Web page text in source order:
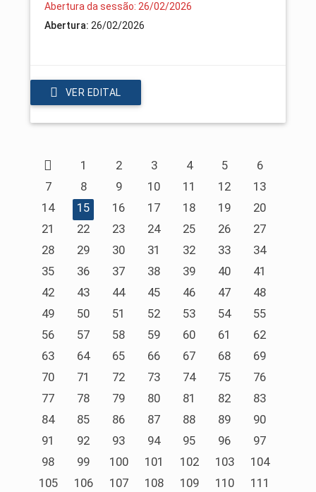
Abertura da sessão: 26/02/2026
Abertura: 26/02/2026
VER EDITAL
1 2 3 4 5
6
7
8 9 10 11 12
13
14
15 16 17 18 19
20
21
22 23 24 25 26
27
28
29 30 31 32 33
34
35
36 37 38 39 40
41
42
43 44 45 46 47
48
49
50 51 52 53 54
55
56
57 58 59 60 61
62
63
64 65 66 67 68
69
70
71 72 73 74 75
76
77
78 79 80 81 82
83
84
85 86 87 88 89
90
91
92 93 94 95 96
97
98
99 100 101 102 103
104
105
106 107 108 109 110
111